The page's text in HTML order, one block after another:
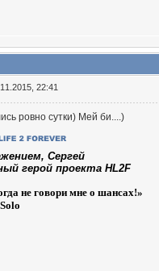
22:41
ровно сутки) Мей би....)
Сергей
герой проекта HL2F
не говори мне о шансах!»